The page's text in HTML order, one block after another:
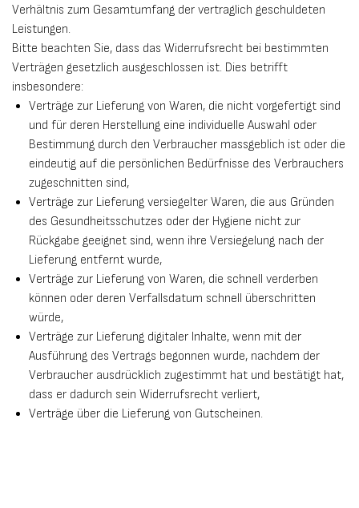
Verhältnis zum Gesamtumfang der vertraglich geschuldeten
Leistungen.
Bitte beachten Sie, dass das Widerrufsrecht bei bestimmten
Verträgen gesetzlich ausgeschlossen ist. Dies betrifft
insbesondere:
Verträge zur Lieferung von Waren, die nicht vorgefertigt sind
und für deren Herstellung eine individuelle Auswahl oder
Bestimmung durch den Verbraucher massgeblich ist oder die
eindeutig auf die persönlichen Bedürfnisse des Verbrauchers
zugeschnitten sind,
Verträge zur Lieferung versiegelter Waren, die aus Gründen
des Gesundheitsschutzes oder der Hygiene nicht zur
Rückgabe geeignet sind, wenn ihre Versiegelung nach der
Lieferung entfernt wurde,
Verträge zur Lieferung von Waren, die schnell verderben
können oder deren Verfallsdatum schnell überschritten
würde,
Verträge zur Lieferung digitaler Inhalte, wenn mit der
Ausführung des Vertrags begonnen wurde, nachdem der
Verbraucher ausdrücklich zugestimmt hat und bestätigt hat,
dass er dadurch sein Widerrufsrecht verliert,
Verträge über die Lieferung von Gutscheinen.